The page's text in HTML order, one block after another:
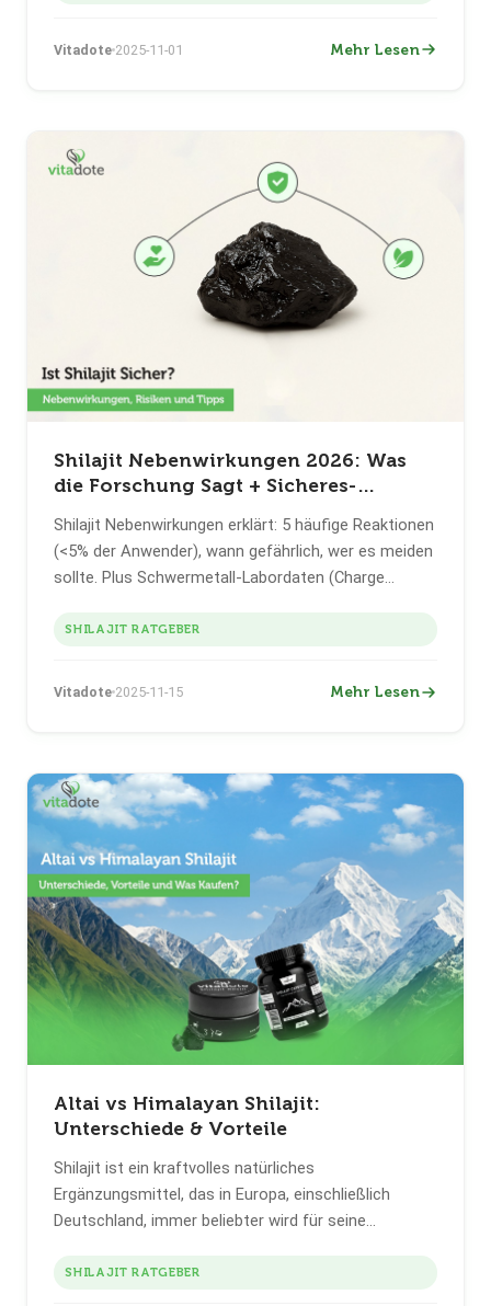
Vitadote 2025-11-01 Mehr Lesen
Shilajit Nebenwirkungen 2026: Was
die Forschung Sagt + Sicheres-
Shilajit Nebenwirkungen erklärt: 5 häufige Reaktionen
(<5% der Anwender), wann gefährlich, wer es meiden
sollte. Plus Schwermetall-Labordaten (Charge
belegt, HACCP + GMP zertifiziert.
SHILAJIT RATGEBER
Vitadote 2025-11-15 Mehr Lesen
Altai vs Himalayan Shilajit:
Unterschiede & Vorteile
Shilajit ist ein kraftvolles natürliches
Ergänzungsmittel, das in Europa, einschließlich
Deutschland, immer beliebter wird für seine
Unterstützung von Energie, Vitalität und
SHILAJIT RATGEBER